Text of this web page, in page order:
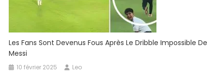
Les Fans Sont Devenus Fous Après Le Dribble Impossible De
Messi
10 février 2025 Leo